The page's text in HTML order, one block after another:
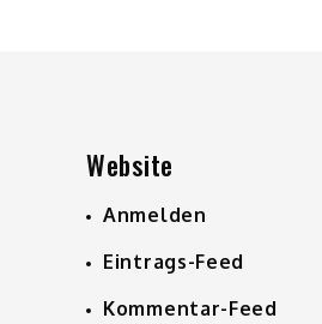
Website
Anmelden
Eintrags-Feed
Kommentar-Feed